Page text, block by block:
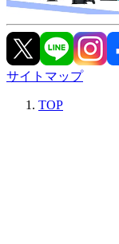
サイトマップ
TOP